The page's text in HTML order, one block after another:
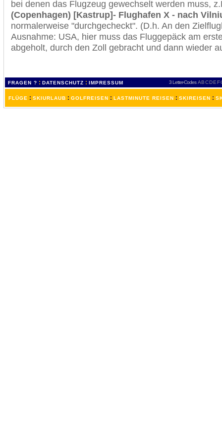
bei denen das Flugzeug gewechselt werden muss,
(Copenhagen) [Kastrup]- Flughafen X - nach
normalerweise "durchgecheckt". (D.h. An den
Ausnahme: USA, hier muss das Fluggepäck am
abgeholt, durch den Zoll gebracht und dann wieder
FRAGEN ? : DATENSCHUTZ : IMPRESSUM 3 Letter-Codes ABCDEF
FLÜGE : SKIURLAUB : GOLFREISEN : LASTMINUTE REISEN : SKIREISEN :